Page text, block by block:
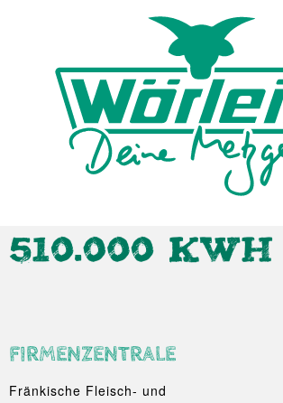
FIRMENZENTRALE
Fränkische Fleisch- und